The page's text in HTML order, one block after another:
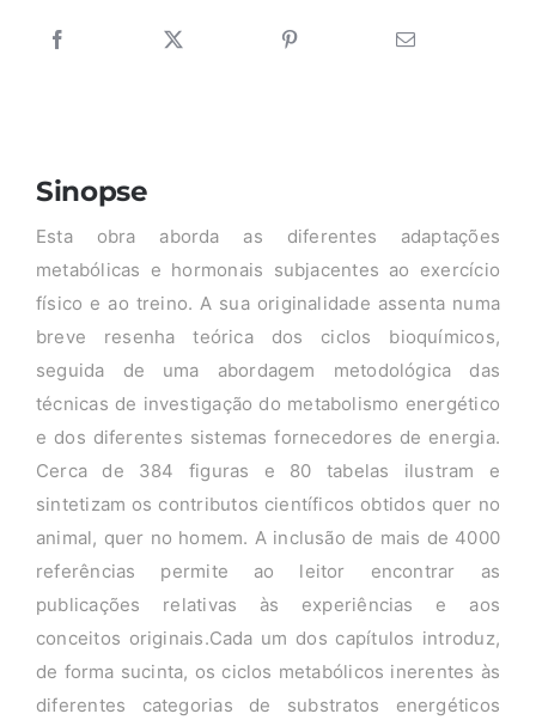
Sinopse
Esta obra aborda as diferentes adaptações
metabólicas e hormonais subjacentes ao exercício
físico e ao treino. A sua originalidade assenta numa
breve resenha teórica dos ciclos bioquímicos,
seguida de uma abordagem metodológica das
técnicas de investigação do metabolismo energético
e dos diferentes sistemas fornecedores de energia.
Cerca de 384 figuras e 80 tabelas ilustram e
sintetizam os contributos científicos obtidos quer no
animal, quer no homem. A inclusão de mais de 4000
referências permite ao leitor encontrar as
publicações relativas às experiências e aos
conceitos originais.Cada um dos capítulos introduz,
de forma sucinta, os ciclos metabólicos inerentes às
diferentes categorias de substratos energéticos